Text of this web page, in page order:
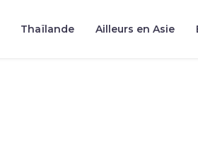
Thaïlande Ailleurs en Asie